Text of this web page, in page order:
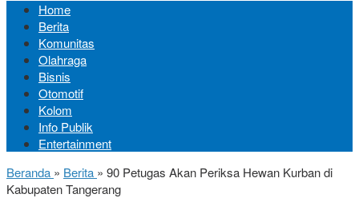
Home
Berita
Komunitas
Olahraga
Bisnis
Otomotif
Kolom
Info Publik
Entertainment
Beranda » Berita » 90 Petugas Akan Periksa Hewan Kurban di
Kabupaten Tangerang